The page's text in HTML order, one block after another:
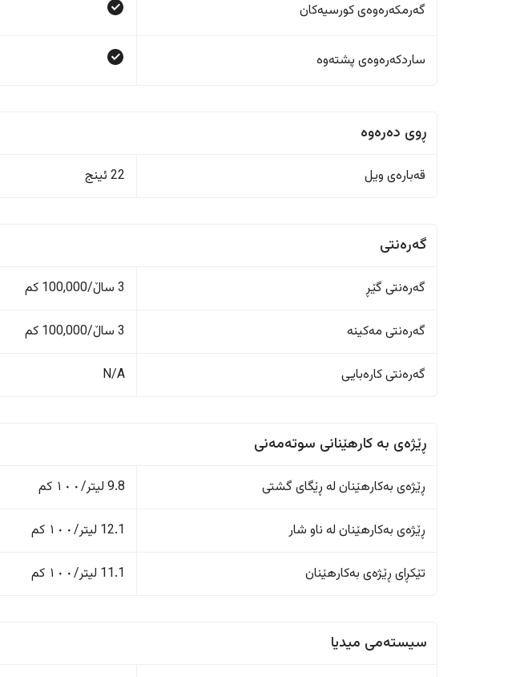
گەرمکەرەوەی کورسیەکان
ساردکەرەوەی پشتەوە
ڕوی دەرەوە
قەبارەی ویل 22 ئینج
گەرەنتی
گەرەنتی گێڕ 3 ساڵ/100,000 کم
گەرەنتی مەکینە 3 ساڵ/100,000 کم
گەرەنتی کارەبایی N/A
ڕێژەى به کارهێنانی سوتەمەنی
ڕێژەى بەکارهێنان له ڕێگای گشتی 9.8 لیتر/١٠٠ کم
ڕێژەى بەکارهێنان له ناو شار 12.1 لیتر/١٠٠ کم
تێکڕای ڕێژەى بەکارهێنان 11.1 لیتر/١٠٠ کم
سیستەمی میدیا